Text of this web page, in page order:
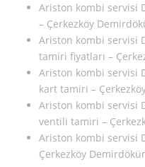
Ariston kombi servisi
– Çerkezköy
Ariston kombi servisi
tamiri fiyatları –
Ariston kombi servisi
kart tamiri –
Ariston kombi servisi
ventili tamiri –
Ariston kombi servisi
Çerkezköy